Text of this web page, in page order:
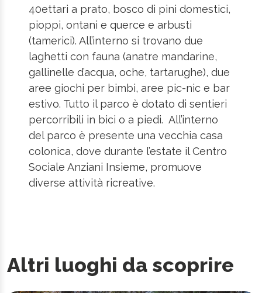
40ettari a prato, bosco di pini domestici,
pioppi, ontani e querce e arbusti
(tamerici). All’interno si trovano due
laghetti con fauna (anatre mandarine,
gallinelle d’acqua, oche, tartarughe), due
aree giochi per bimbi, aree pic-nic e bar
estivo. Tutto il parco è dotato di sentieri
percorribili in bici o a piedi. All’interno
del parco è presente una vecchia casa
colonica, dove durante l’estate il Centro
Sociale Anziani Insieme, promuove
diverse attività ricreative.
Altri luoghi da scoprire